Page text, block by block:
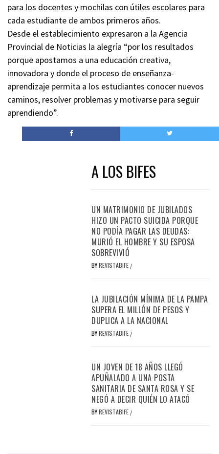
para los docentes y mochilas con útiles escolares para
cada estudiante de ambos primeros años.
Desde el establecimiento expresaron a la Agencia
Provincial de Noticias la alegría “por los resultados
porque apostamos a una educación creativa,
innovadora y donde el proceso de enseñanza-
aprendizaje permita a los estudiantes conocer nuevos
caminos, resolver problemas y motivarse para seguir
aprendiendo”.
A LOS BIFES
UN MATRIMONIO DE JUBILADOS
HIZO UN PACTO SUICIDA PORQUE
NO PODÍA PAGAR LAS DEUDAS:
MURIÓ EL HOMBRE Y SU ESPOSA
SOBREVIVIÓ
BYREVISTABIFE /
LA JUBILACIÓN MÍNIMA DE LA PAMPA
SUPERA EL MILLÓN DE PESOS Y
DUPLICA A LA NACIONAL
BYREVISTABIFE /
UN JOVEN DE 18 AÑOS LLEGÓ
APUÑALADO A UNA POSTA
SANITARIA DE SANTA ROSA Y SE
NEGÓ A DECIR QUIÉN LO ATACÓ
BYREVISTABIFE /